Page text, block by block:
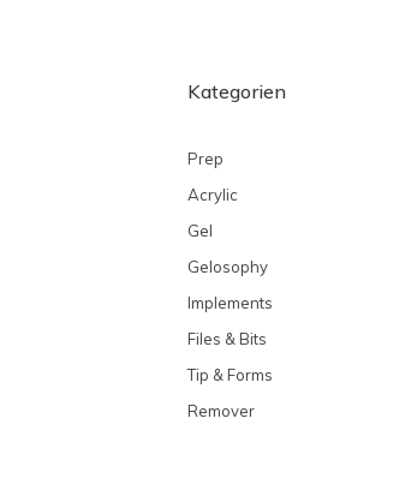
Kategorien
Prep
Acrylic
Gel
Gelosophy
Implements
Files & Bits
Tip & Forms
Remover